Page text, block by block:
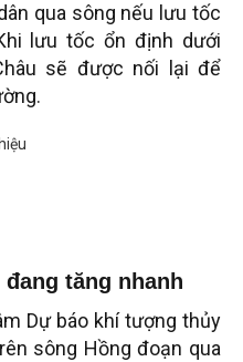
qua sông nếu lưu tốc
lưu tốc ổn định dưới
sẽ được nối lại để
tăng nhanh
Dự báo khí tượng thủy
sông Hồng đoạn qua